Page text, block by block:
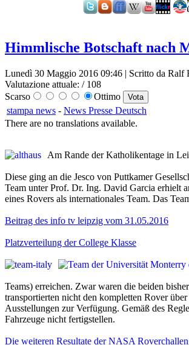
Himmlische Botschaft nach
Lunedì 30 Maggio 2016 09:46 | Scritto da Ralf
Valutazione attuale: / 108
Scarso
Ottimo
stampa news - News Presse Deutsch
There are no translations available.
Am Rande der Katholikentage in
Diese ging an die Jesco von Puttkamer
Team unter Prof. Dr. Ing. David Garcia erhielt
eines Rovers als internationales Team. Das
Beitrag des info tv leipzig vom 31.05.2016
Platzverteilung der College Klasse
Teams) erreichen. Zwar waren die beiden
transportierten nicht den kompletten Rover
Ausstellungen zur Verfügung. Gemäß des
Fahrzeuge nicht fertigstellen.
Die weiteren Resultate der NASA